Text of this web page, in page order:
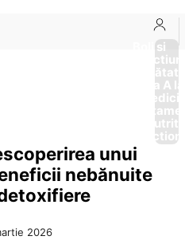
Boli si
Afectiuni
Sănătate
de la A
unui
nebănuite
2026